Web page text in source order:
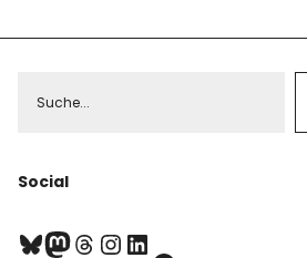
Über mich
Social